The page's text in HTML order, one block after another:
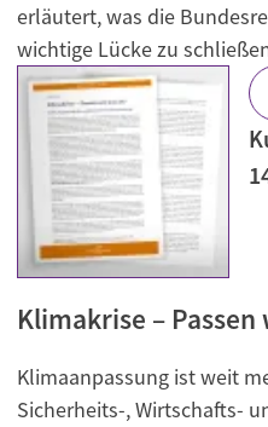
erläutert, was die
wichtige Lücke zu
Klimakrise – Passen
Klimaanpassung ist weit
Sicherheits-, Wirtschafts-